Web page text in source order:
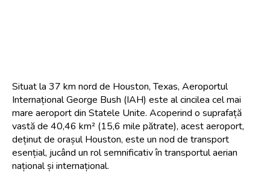
Situat la 37 km nord de Houston, Texas, Aeroportul
Internațional George Bush (IAH) este al cincilea cel mai
mare aeroport din Statele Unite. Acoperind o suprafață
vastă de 40,46 km² (15,6 mile pătrate), acest aeroport,
deținut de orașul Houston, este un nod de transport
esențial, jucând un rol semnificativ în transportul aerian
național și internațional.